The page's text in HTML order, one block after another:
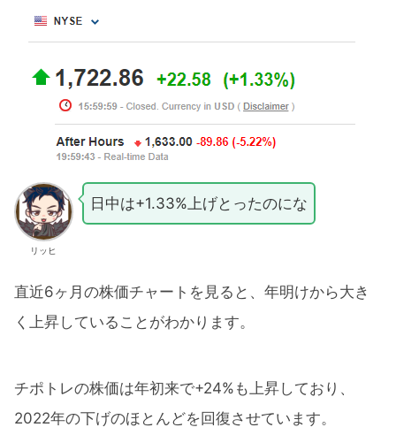
リッヒ
日中は+1.33%上げとったのにな
直近6ヶ月の株価チャートを見ると、年明けから大き
く上昇していることがわかります。
チポトレの株価は年初来で+24%も上昇しており、
2022年の下げのほとんどを回復させています。